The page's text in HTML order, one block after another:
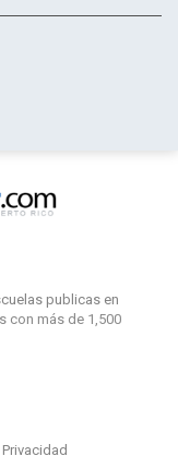
publicas en
con más de 1,500